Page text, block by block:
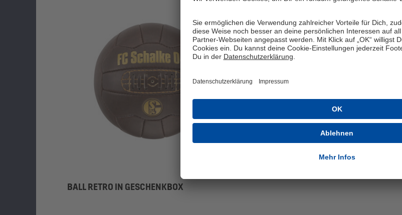
BALL RETRO IN GESCHENKBOX